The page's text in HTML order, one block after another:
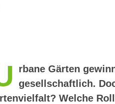
rbane Gärten
gesellschaftlich.
Welche